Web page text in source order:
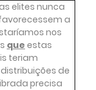
elites nunca
a
nos
que estas
teriam
de
precisa